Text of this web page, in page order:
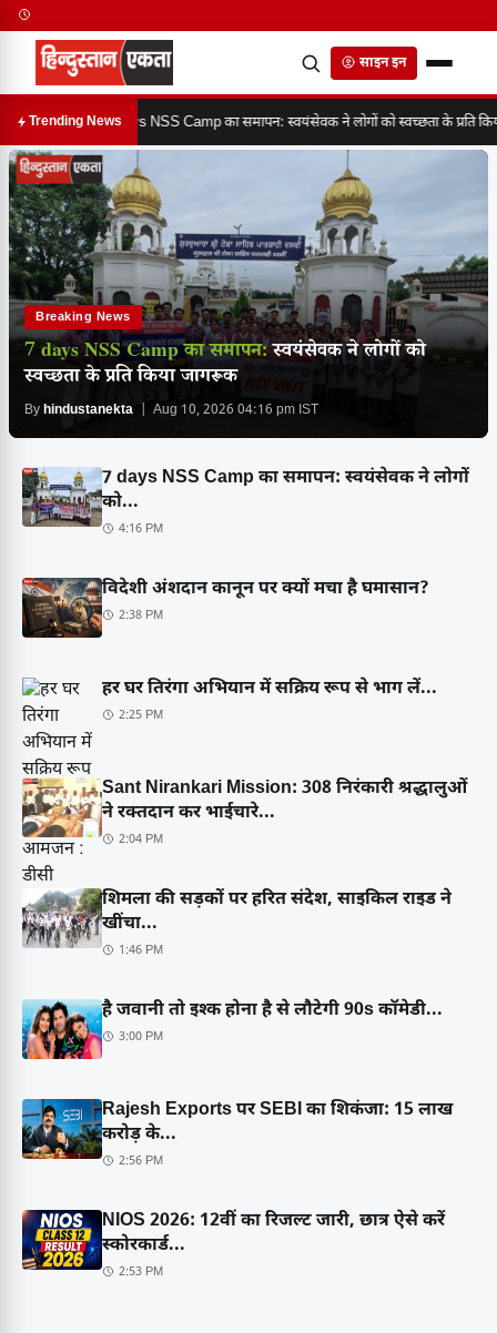
साइन इन
Trending News7 days NSS Camp का समापन: स्वयंसेवक ने लोगों को स्वच्छता के प्रति
Breaking News
7 days NSS Camp का समापन:स्वयंसेवक ने लोगों को
स्वच्छता के प्रति किया जागरूक
Byhindustanekta | Aug 10, 2026 04:16 pm IST
7 days NSS Camp का समापन: स्वयंसेवक ने लोगों
को...
4:16 PM
विदेशी अंशदान कानून पर क्यों मचा है घमासान?
2:38 PM
हर घर तिरंगा अभियान में सक्रिय रूप से भाग लें...
2:25 PM
Sant Nirankari Mission: 308 निरंकारी श्रद्धालुओं
ने रक्तदान कर भाईचारे...
2:04 PM
शिमला की सड़कों पर हरित संदेश, साइकिल राइड ने
खींचा...
1:46 PM
है जवानी तो इश्क होना है से लौटेगी 90s कॉमेडी...
3:00 PM
Rajesh Exports पर SEBI का शिकंजा: 15 लाख
करोड़ के...
2:56 PM
NIOS 2026: 12वीं का रिजल्ट जारी, छात्र ऐसे करें
स्कोरकार्ड...
2:53 PM